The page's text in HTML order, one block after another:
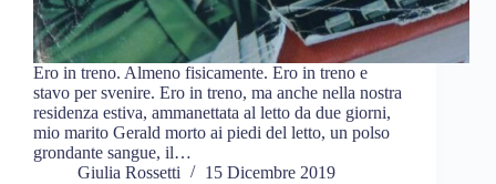
Ero in treno. Almeno fisicamente. Ero in treno e
stavo per svenire. Ero in treno, ma anche nella nostra
residenza estiva, ammanettata al letto da due giorni,
mio marito Gerald morto ai piedi del letto, un polso
grondante sangue, il…
Giulia Rossetti
15 Dicembre 2019